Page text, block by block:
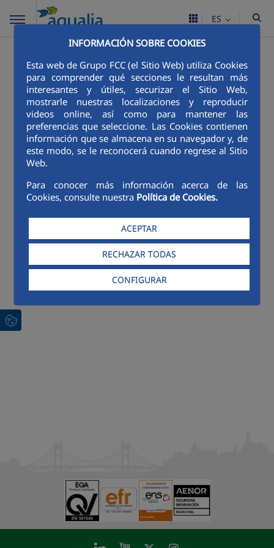
INFORMACIÓN SOBRE COOKIES
Esta web de Grupo FCC (el Sitio Web) utiliza Cookies
para comprender qué secciones le resultan más
interesantes y útiles, securizar el Sitio Web,
mostrarle nuestras localizaciones y reproducir
videos online, así como para mantener las
preferencias que seleccione. Las Cookies contienen
información que se almacena en su navegador y, de
este modo, se le reconocerá cuando regrese al Sitio
Web.
Para conocer más información acerca de las
Cookies, consulte nuestra Política de Cookies.
ACEPTAR
RECHAZAR TODAS
CONFIGURAR
ES